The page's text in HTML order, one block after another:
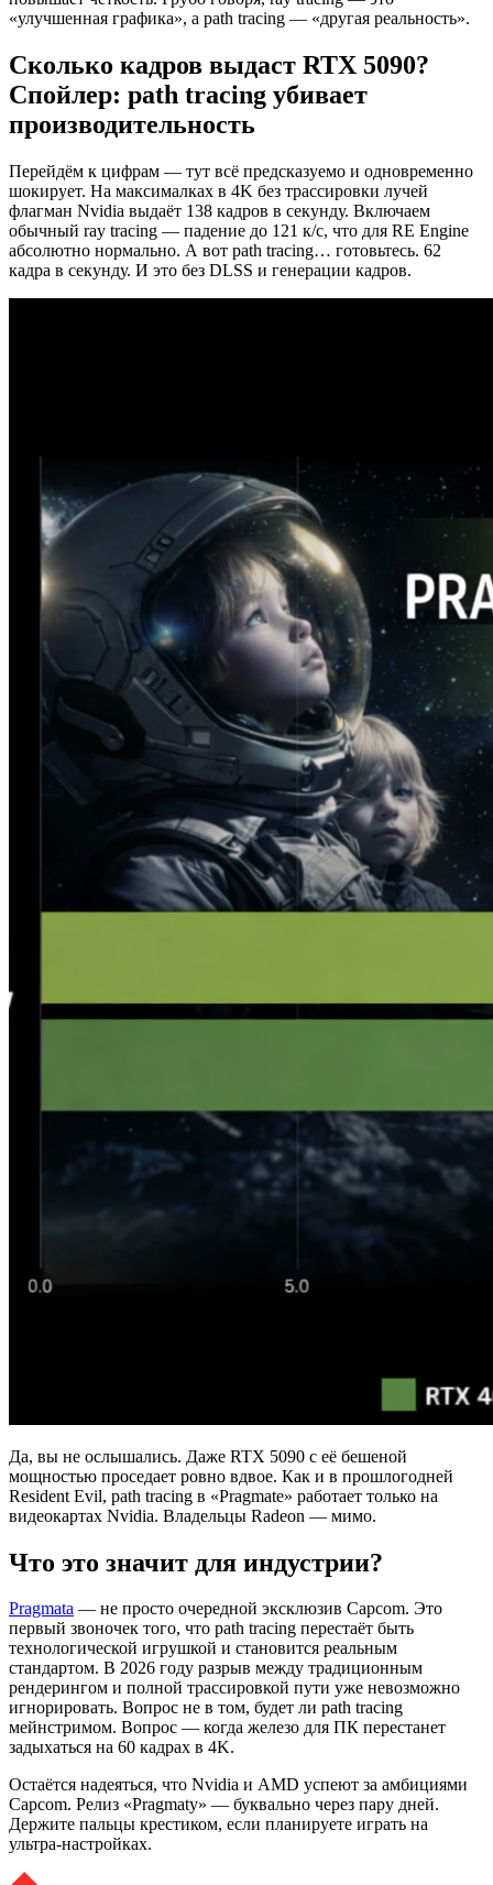
«улучшенная графика», а path tracing — «другая реальность».
Сколько кадров выдаст RTX 5090?
Спойлер: path tracing убивает
производительность
Перейдём к цифрам — тут всё предсказуемо и одновременно
шокирует. На максималках в 4K без трассировки лучей
флагман Nvidia выдаёт 138 кадров в секунду. Включаем
обычный ray tracing — падение до 121 к/с, что для RE Engine
абсолютно нормально. А вот path tracing… готовьтесь. 62
кадра в секунду. И это без DLSS и генерации кадров.
Да, вы не ослышались. Даже RTX 5090 с её бешеной
мощностью проседает ровно вдвое. Как и в прошлогодней
Resident Evil, path tracing в «Pragmate» работает только на
видеокартах Nvidia. Владельцы Radeon — мимо.
Что это значит для индустрии?
Pragmata — не просто очередной эксклюзив Capcom. Это
первый звоночек того, что path tracing перестаёт быть
технологической игрушкой и становится реальным
стандартом. В 2026 году разрыв между традиционным
рендерингом и полной трассировкой пути уже невозможно
игнорировать. Вопрос не в том, будет ли path tracing
мейнстримом. Вопрос — когда железо для ПК перестанет
задыхаться на 60 кадрах в 4K.
Остаётся надеяться, что Nvidia и AMD успеют за амбициями
Capcom. Релиз «Pragmaty» — буквально через пару дней.
Держите пальцы крестиком, если планируете играть на
ультра-настройках.